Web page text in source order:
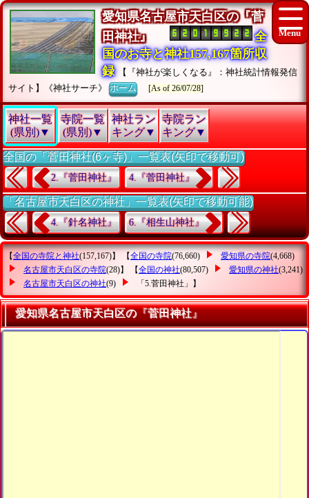
愛知県名古屋市天白区の『菅
田神社』
全
国のお寺と神社157,167箇所収
録
【『神社が楽しくなる』：神社統計情報発信
サイト】《神社サーチ》ホーム [As of 26/07/28]
神社一覧
(県別)▼
寺院一覧
(県別)▼
神社ラン
キング▼
寺院ラン
キング▼
全国の「菅田神社(6ヶ寺)」一覧表(矢印で移動可)
2.『菅田神社』 4.『菅田神社』
「名古屋市天白区の神社」一覧表(矢印で移動可能)
4.『針名神社』 6.『相生山神社』
【全国の寺院と神社(157,167)】 【全国の寺院(76,660) 愛知県の寺院(4,668)
名古屋市天白区の寺院(28)】 【全国の神社(80,507) 愛知県の神社(3,241)
名古屋市天白区の神社(9) 「5.菅田神社」 】
愛知県名古屋市天白区の『菅田神社』